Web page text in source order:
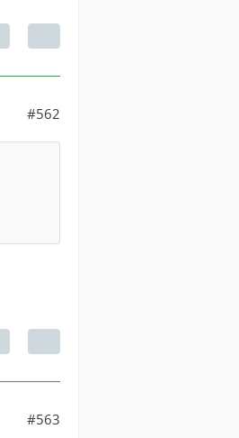
#562
#563